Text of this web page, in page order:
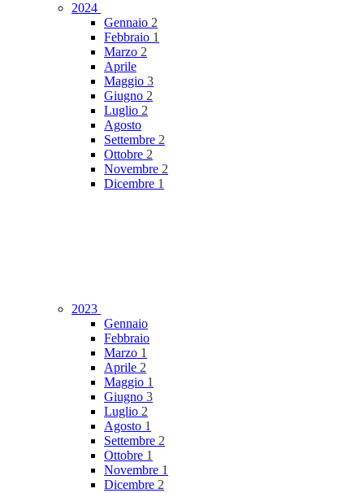
2024
Gennaio 2
Febbraio 1
Marzo 2
Aprile
Maggio 3
Giugno 2
Luglio 2
Agosto
Settembre 2
Ottobre 2
Novembre 2
Dicembre 1
2023
Gennaio
Febbraio
Marzo 1
Aprile 2
Maggio 1
Giugno 3
Luglio 2
Agosto 1
Settembre 2
Ottobre 1
Novembre 1
Dicembre 2